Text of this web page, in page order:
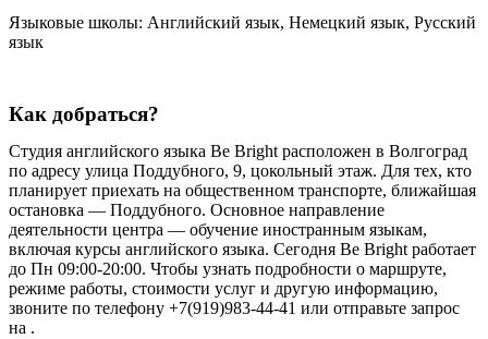
Языковые школы: Английский язык, Немецкий язык, Русский
язык
Как добраться?
Студия английского языка Be Bright расположен в Волгоград
по адресу улица Поддубного, 9, цокольный этаж. Для тех, кто
планирует приехать на общественном транспорте, ближайшая
остановка — Поддубного. Основное направление
деятельности центра — обучение иностранным языкам,
включая курсы английского языка. Сегодня Be Bright работает
до Пн 09:00-20:00. Чтобы узнать подробности о маршруте,
режиме работы, стоимости услуг и другую информацию,
звоните по телефону +7(919)983-44-41 или отправьте запрос
на .